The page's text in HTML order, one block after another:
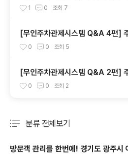
을까? [아파트 무인주차관제시스템
1 0 조회 7
[무인주차관제시스템 Q&A 4편]
시스템 설치 프로세스
0 0 조회 5
[무인주차관제시스템 Q&A 2편]
시스템 종류는 어떻게 되나요?
0 0 조회 2
분류 전체보기
방문객 관리를 한번에! 경기도 광주시